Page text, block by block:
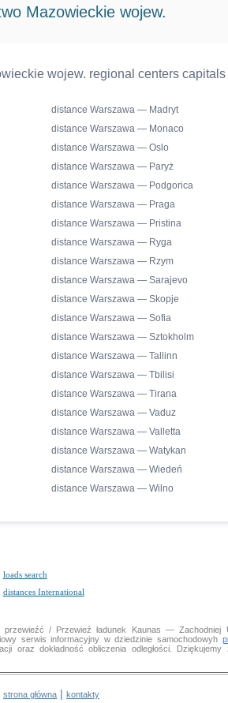
Mazowieckie wojew.
wojew. regional centers
distance Warszawa — Madryt
distance Warszawa — Monaco
distance Warszawa — Oslo
distance Warszawa — Paryż
distance Warszawa — Podgorica
distance Warszawa — Praga
distance Warszawa — Pristina
distance Warszawa — Ryga
distance Warszawa — Rzym
distance Warszawa — Sarajevo
distance Warszawa — Skopje
distance Warszawa — Sofia
distance Warszawa — Sztokholm
distance Warszawa — Tallinn
distance Warszawa — Tbilisi
distance Warszawa — Tirana
distance Warszawa — Vaduz
distance Warszawa — Valletta
distance Warszawa — Watykan
distance Warszawa — Wiedeń
distance Warszawa — Wilno
loads search
distances International
przewieźć / Przewieź ładunek Kaunas —
serwis informacyjny w dziedzinie samochodowyh
oraz dokładność obliczenia odległości.
strona główna | kontakty